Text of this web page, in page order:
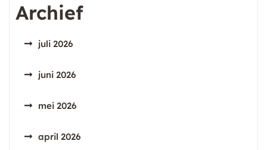
Archief
juli 2026
juni 2026
mei 2026
april 2026